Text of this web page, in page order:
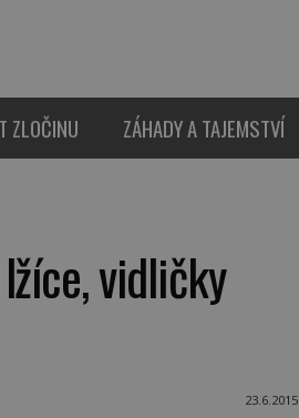
ZLOČINU ZÁHADY A TAJEMSTVÍ
vidličky
23.6.2015